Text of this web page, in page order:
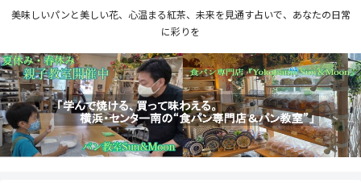
美味しいパンと美しい花、心温まる紅茶、未来を見通す占いで、あなたの日常
に彩りを